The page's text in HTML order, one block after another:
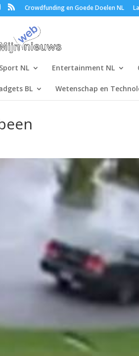
Crowdfunding en Goede Doelen NL
Sport NL Entertainment NL
BL Wetenschap en